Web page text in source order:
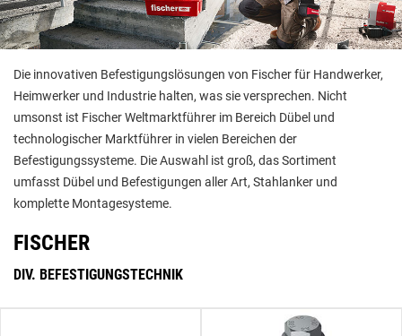
Die innovativen Befestigungslösungen von Fischer für Handwerker,
Heimwerker und Industrie halten, was sie versprechen. Nicht
umsonst ist Fischer Weltmarktführer im Bereich Dübel und
technologischer Marktführer in vielen Bereichen der
Befestigungssysteme. Die Auswahl ist groß, das Sortiment
umfasst Dübel und Befestigungen aller Art, Stahlanker und
komplette Montagesysteme.
FISCHER
DIV. BEFESTIGUNGSTECHNIK